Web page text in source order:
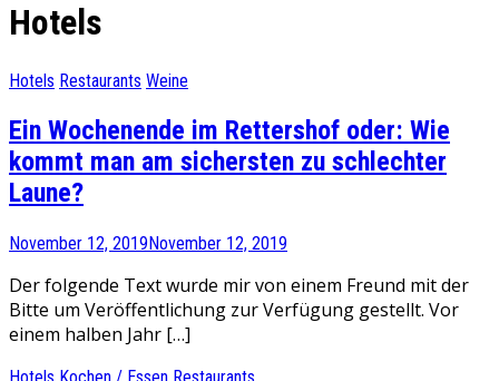
Hotels
Hotels Restaurants Weine
Ein Wochenende im Rettershof oder: Wie
kommt man am sichersten zu schlechter
Laune?
November 12, 2019November 12, 2019
Der folgende Text wurde mir von einem Freund mit der
Bitte um Veröffentlichung zur Verfügung gestellt. Vor
einem halben Jahr […]
Hotels Kochen / Essen Restaurants